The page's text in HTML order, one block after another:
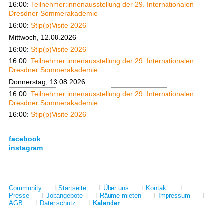
16:00: Teilnehmer:innenausstellung der 29. Internationalen
Dresdner Sommerakademie
16:00: Stip(p)Visite 2026
Mittwoch, 12.08.2026
16:00: Stip(p)Visite 2026
16:00: Teilnehmer:innenausstellung der 29. Internationalen
Dresdner Sommerakademie
Donnerstag, 13.08.2026
16:00: Teilnehmer:innenausstellung der 29. Internationalen
Dresdner Sommerakademie
16:00: Stip(p)Visite 2026
facebook
instagram
Community Startseite Über uns Kontakt
Presse
Jobangebote Räume mieten Impressum
AGB
Datenschutz Kalender